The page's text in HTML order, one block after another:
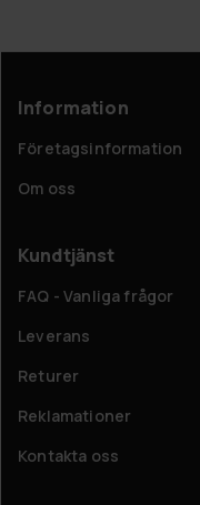
Information
Företagsinformation
Om oss
Kundtjänst
FAQ - Vanliga frågor
Leverans
Returer
Reklamationer
Kontakta oss